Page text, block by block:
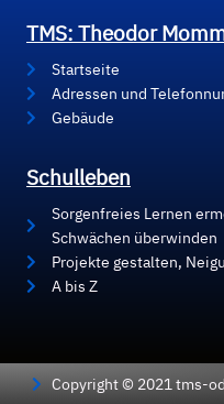
TMS: Theodor
Startseite
Adressen und
Gebäude
Schulleben
Sorgenfreies Lernen
Schwächen überwinden
Projekte gestalten,
A bis Z
Copyright © 2021 tms-